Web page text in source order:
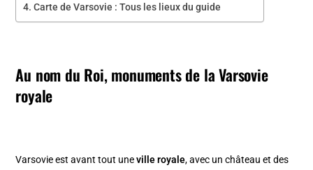
Carte de Varsovie : Tous les lieux du guide
Au nom du Roi, monuments de la Varsovie
royale
Varsovie est avant tout uneville royale, avec un château et des